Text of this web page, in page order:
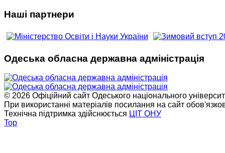
Наші партнери
Одеська обласна державна адміністрація
© 2026 Офіційний сайт Одеського національного
При використанні матеріалів посилання на сайт
Технічна підтримка здійснюється ЦІТ ОНУ
Top